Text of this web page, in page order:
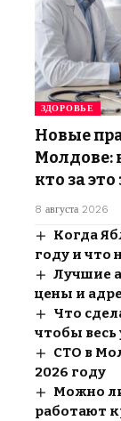
ЗДОРОВЬЕ
Новые
Молдове:
кто за
8 августа 2026
Когда
году и что
Лучшие
цены и
Что
чтобы весь
СТО в
2026 году
Можно
работают